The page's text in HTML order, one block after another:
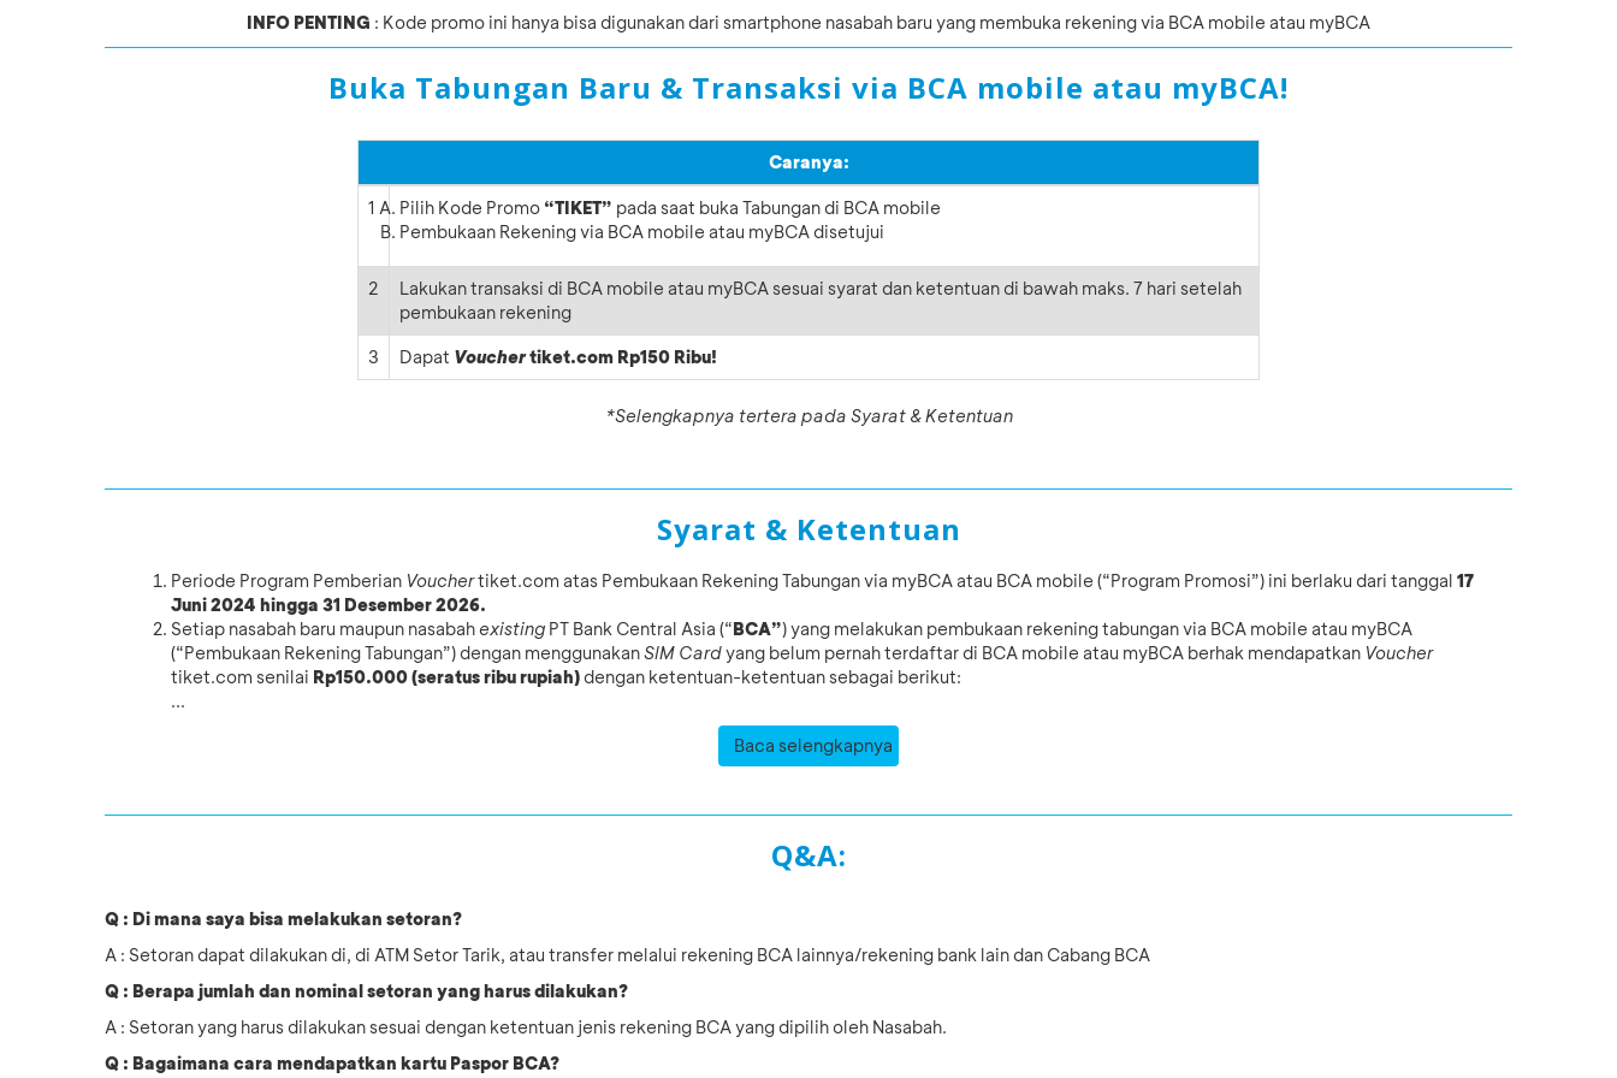
INFO PENTING : Kode promo ini hanya bisa digunakan dari smartphone nasabah baru yang membuka rekening via BCA mobile atau myBCA
Buka Tabungan Baru & Transaksi via BCA mobile atau myBCA!
Caranya:
1
Pilih Kode Promo “TIKET” pada saat buka Tabungan di BCA mobile
Pembukaan Rekening via BCA mobile atau myBCA disetujui
2
Lakukan transaksi di BCA mobile atau myBCA sesuai syarat dan ketentuan di bawah maks. 7 hari setelah
pembukaan rekening
3
Dapat Vouchertiket.com Rp150 Ribu!
*Selengkapnya tertera pada Syarat & Ketentuan
Syarat & Ketentuan
Periode Program Pemberian Vouchertiket.com atas Pembukaan Rekening Tabungan via myBCA atau BCA mobile (“Program Promosi”) ini berlaku dari tanggal 17
Juni 2024 hingga 31 Desember 2026.
Setiap nasabah baru maupun nasabahexisting PT Bank Central Asia (“BCA”) yang melakukan pembukaan rekening tabungan via BCA mobile atau myBCA
(“Pembukaan Rekening Tabungan”) dengan menggunakanSIM Cardyang belum pernah terdaftar di BCA mobile atau myBCA berhak mendapatkan Voucher
tiket.com senilai Rp150.000 (seratus ribu rupiah) dengan ketentuan-ketentuan sebagai berikut:
...
Baca selengkapnya
Q&A:
Q : Di mana saya bisa melakukan setoran?
A : Setoran dapat dilakukan di, di ATM Setor Tarik, atau transfer melalui rekening BCA lainnya/rekening bank lain dan Cabang BCA
Q : Berapa jumlah dan nominal setoran yang harus dilakukan?
A : Setoran yang harus dilakukan sesuai dengan ketentuan jenis rekening BCA yang dipilih oleh Nasabah.
Q : Bagaimana cara mendapatkan kartu Paspor BCA?